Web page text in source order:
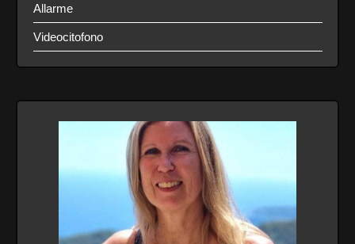
Allarme
Videocitofono